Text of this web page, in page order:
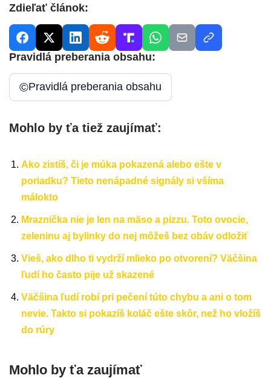
Zdieľať článok:
Pravidlá preberania obsahu:
©Pravidlá preberania obsahu
Mohlo by ťa tiež zaujímať:
Ako zistíš, či je múka pokazená alebo ešte v
poriadku? Tieto nenápadné signály si všíma
málokto
Mraznička nie je len na mäso a pizzu. Toto ovocie,
zeleninu aj bylinky do nej môžeš bez obáv odložiť
Vieš, ako dlho ti vydrží mlieko po otvorení? Väčšina
ľudí ho často pije už skazené
Väčšina ľudí robí pri pečení túto chybu a ani o tom
nevie. Takto si pokazíš koláč ešte skôr, než ho vložíš
do rúry
Mohlo by ťa zaujímať